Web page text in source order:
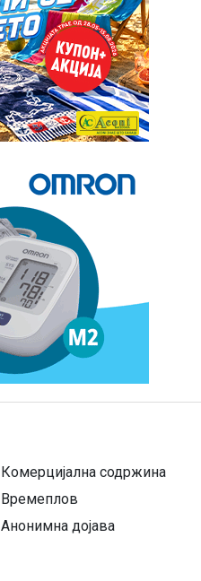
Комерцијална содржина
Времеплов
Анонимна дојава